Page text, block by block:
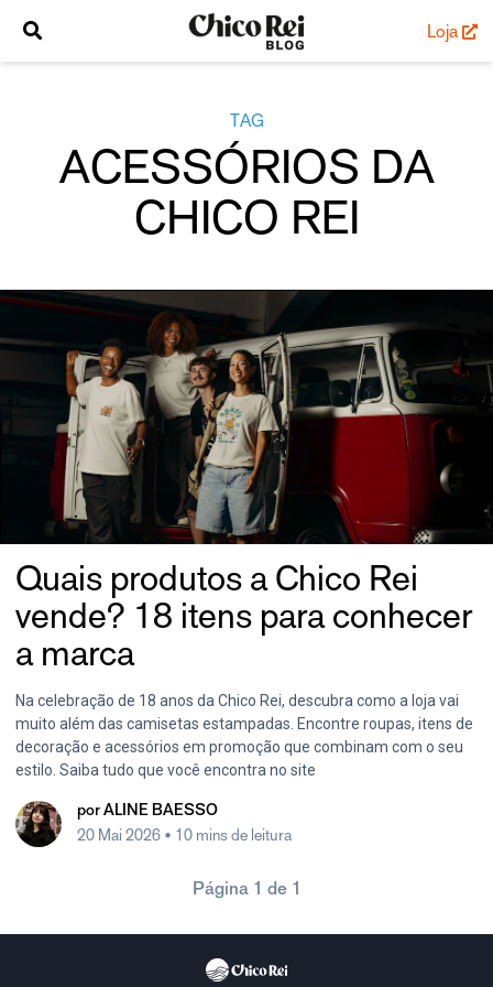
Loja
TAG
ACESSÓRIOS DA
CHICO REI
Quais produtos a Chico Rei
vende? 18 itens para conhecer
a marca
Na celebração de 18 anos da Chico Rei, descubra como a loja vai
muito além das camisetas estampadas. Encontre roupas, itens de
decoração e acessórios em promoção que combinam com o seu
estilo. Saiba tudo que você encontra no site
por ALINE BAESSO
20 Mai 2026 • 10 mins de leitura
Página 1 de 1